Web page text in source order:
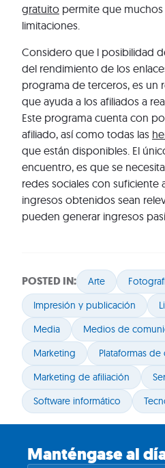
gratuito permite que muchos
limitaciones.
Considero que l posibilidad
del rendimiento de los
programa de terceros, es un
que ayuda a los afiliados a
Este programa cuenta con
afiliado, así como todas las
que están disponibles. El
encuentro, es que se
redes sociales con suficiente
ingresos obtenidos sean
pueden generar ingresos
POSTED IN: Arte
Impresión y publicación
Media
Medios de
Marketing
Plataformas
Marketing de afiliación
Software informático
Manténgase al